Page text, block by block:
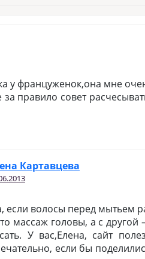
у француженок,она мне
за правило совет
Картавцева
если волосы перед мытьем
массаж головы, а с
У вас,Елена, сайт
если бы